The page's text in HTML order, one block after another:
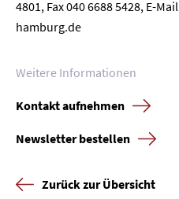
4801, Fax 040 6688 5428, E-
hamburg.de
Weitere Informationen
Kontakt aufnehmen
Newsletter bestellen
Zurück zur Übersicht
Newsletter